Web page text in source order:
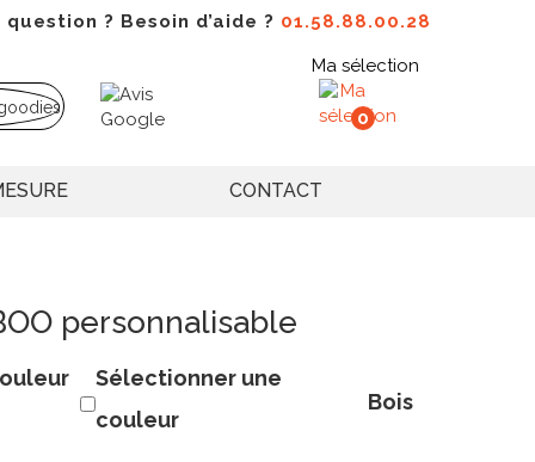
question ? Besoin d’aide ? 01.58.88.00.28
Ma sélection
0
CONTACT
personnalisable
Sélectionner une
couleur
Bois